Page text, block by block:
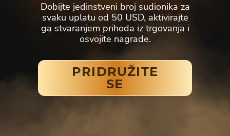
Dobijte jedinstveni broj sudionika za
svaku uplatu od 50 USD, aktivirajte
ga stvaranjem prihoda iz trgovanja i
osvojite nagrade.
PRIDRUŽITE
SE